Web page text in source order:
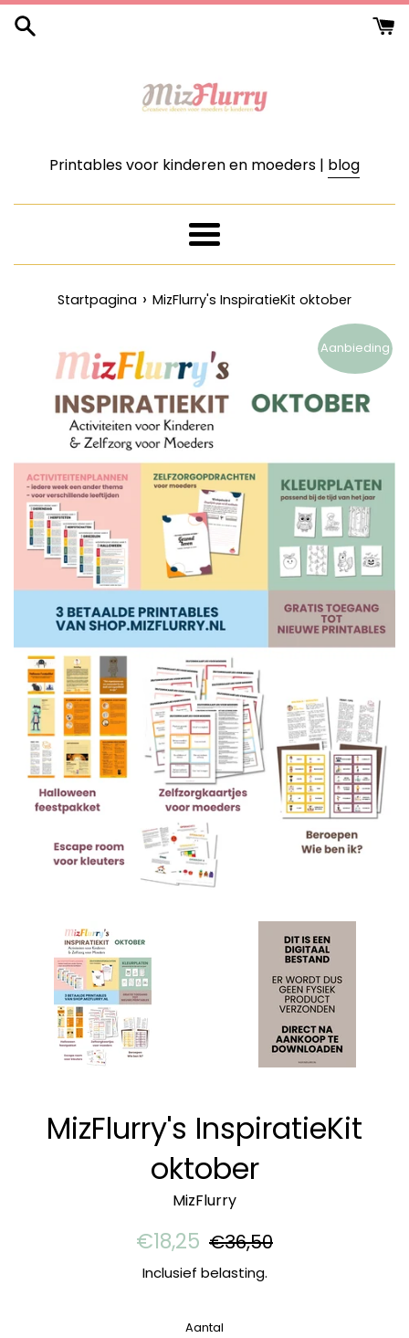
Meteen
naar
Printables voor kinderen en moeders | blog
Menu
Startpagina › MizFlurry's InspiratieKit oktober
Aanbieding
MizFlurry's InspiratieKit
oktober
MizFlurry
Aanbiedingsprijs
€18,25 Normale
€36,50
Inclusief belasting.
Aantal